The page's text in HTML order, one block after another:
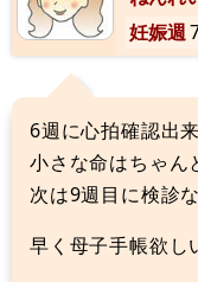
妊娠週
6週に心拍確認出
小さな命はちゃん
次は9週目に検診
早く母子手帳欲し